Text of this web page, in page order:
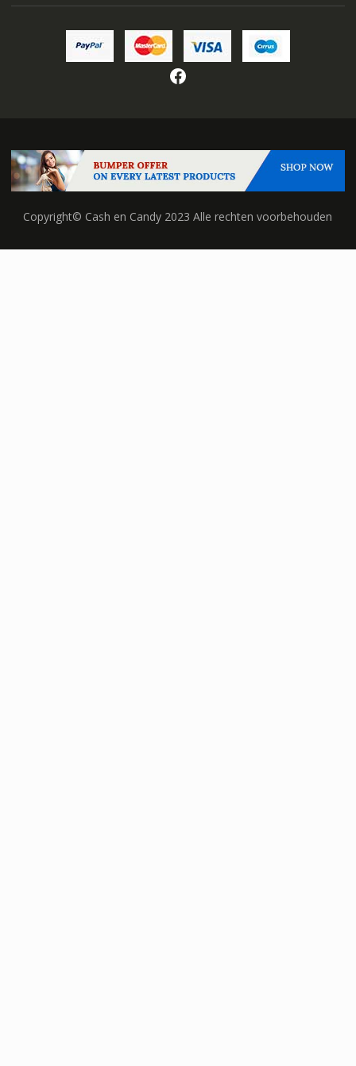
Facebook
Copyright© Cash en Candy 2023 Alle rechten voorbehouden